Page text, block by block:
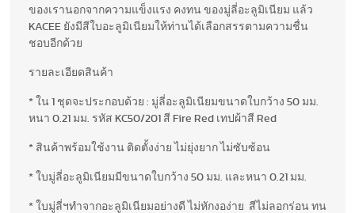
ของเรานอกจากความแข็งแรง คงทน ของมู่ลี่อะลูมิเนียม แล้ว
KACEE ยังมีสีใบอะลูมิเนียมให้ท่านได้เลือกสรรตามความชื่น
ชอบอีกด้วย
รายละเอียดสินค้า
* ใน 1 ชุดจะประกอบด้วย : มู่ลี่อะลูมิเนียมขนาดใบกว้าง 50 มม.
หนา 0.21 มม. รหัส KC50/201 สี Fire Red เทปผ้าสี Red
* สินค้าพร้อมใช้งาน ติดตั้งง่าย ไม่ยุ่งยาก ไม่ซับซ้อน
* ใบมู่ลี่อะลูมิเนียมมีขนาดใบกว้าง 50 มม. และหนา 0.21 มม.
* ใบมู่ลี่ฯทำจากอะลูมิเนียมอย่างดี ไม่หักงอง่าย สีไม่ลอกร่อน ทน